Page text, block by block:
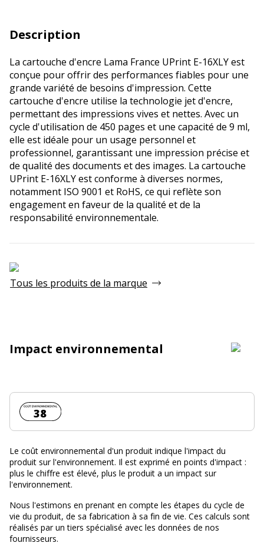
Description
La cartouche d'encre Lama France UPrint E-16XLY est
conçue pour offrir des performances fiables pour une
grande variété de besoins d'impression. Cette
cartouche d'encre utilise la technologie jet d'encre,
permettant des impressions vives et nettes. Avec un
cycle d'utilisation de 450 pages et une capacité de 9 ml,
elle est idéale pour un usage personnel et
professionnel, garantissant une impression précise et
de qualité des documents et des images. La cartouche
UPrint E-16XLY est conforme à diverses normes,
notamment ISO 9001 et RoHS, ce qui reflète son
engagement en faveur de la qualité et de la
responsabilité environnementale.
Tous les produits de la marque
Impact environnemental
Coût environnemental :
38
Le coût environnemental d'un produit indique l'impact du
produit sur l'environnement. Il est exprimé en points d'impact :
plus le chiffre est élevé, plus le produit a un impact sur
l'environnement.
Nous l'estimons en prenant en compte les étapes du cycle de
vie du produit, de sa fabrication à sa fin de vie. Ces calculs sont
réalisés par un tiers spécialisé avec les données de nos
fournisseurs.